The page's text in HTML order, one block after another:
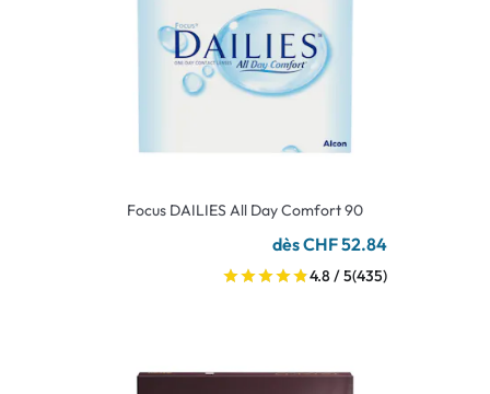
Focus DAILIES All Day Comfort 90
dès CHF 52.84
4.8 / 5(435)